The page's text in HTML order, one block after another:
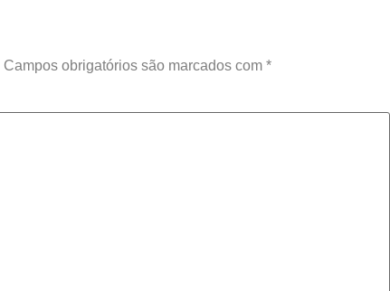
Campos obrigatórios são marcados com *